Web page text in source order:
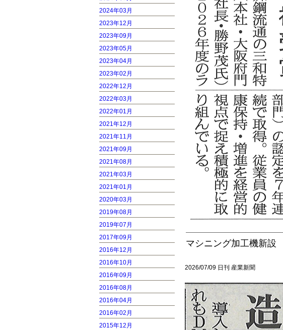
2024年03月
2023年12月
2023年09月
2023年05月
2023年04月
2023年02月
2022年12月
2022年03月
2022年01月
2021年12月
2021年11月
2021年09月
2021年08月
2021年03月
2021年01月
2020年03月
2019年08月
2019年07月
2017年09月
2016年12月
2016年10月
2016年09月
2016年08月
2016年04月
2016年02月
2015年12月
マシニング加工機新設
2026/07/09 日刊 産業新聞